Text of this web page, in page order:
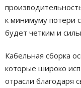
к минимуму потери
будет четким и
Кабельная сборка
которые широко
отрасли благодаря